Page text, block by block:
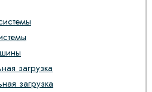
загрузка
загрузка